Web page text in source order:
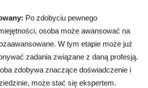
Po zdobyciu pewnego
osoba może awansować na
W tym etapie może już
zadania związane z daną profesją.
zdobywa znaczące doświadczenie i
może stać się ekspertem.